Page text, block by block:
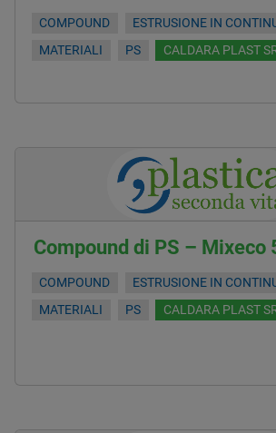
COMPOUND
ESTRUSIONE IN
MATERIALI
PS CALDARA PLAST
Compound di PS – Mixeco
COMPOUND
ESTRUSIONE IN
MATERIALI
PS CALDARA PLAST